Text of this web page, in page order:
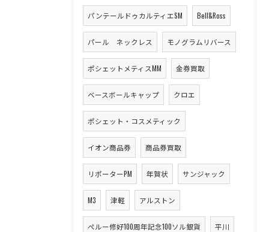
パンテールドゥカルティエSM Bell&Ross
パール ネックレス モノグラムリバース
ポシェットメティスMM 金券買取
ベースボールキャップ クロエ
ポシェット・コスメティック
イオン商品券 商品券買取
リポーターPM 年賀状 サンジャック
M3 津軽 アルストン
ペルー修好100周年記念100ソル銀貨 平川